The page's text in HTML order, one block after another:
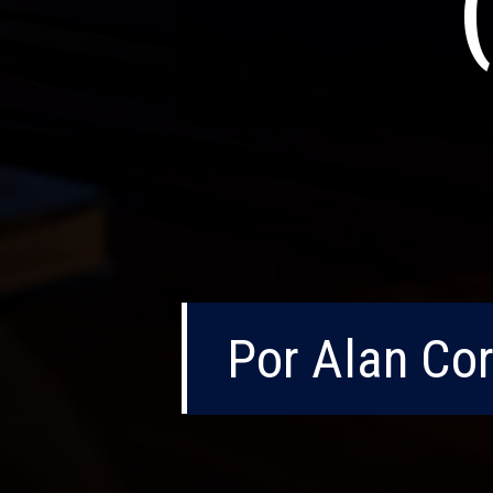
Por Alan
Por Alan